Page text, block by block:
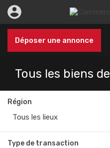
Déposer une annonce
Tous les biens de
Région
Tous les lieux
Type de transaction